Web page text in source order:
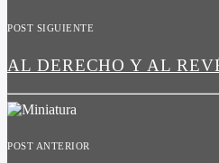
POST SIGUIENTE
AL DERECHO Y AL
POST ANTERIOR